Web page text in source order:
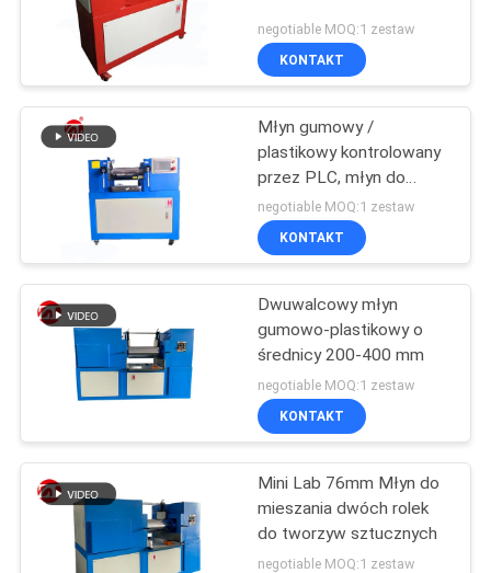
negotiable MOQ:1 zestaw
KONTAKT
Młyn gumowy /
plastikowy kontrolowany
przez PLC, młyn do
mieszania w laboratorium
negotiable MOQ:1 zestaw
KONTAKT
Dwuwalcowy młyn
gumowo-plastikowy o
średnicy 200-400 mm
negotiable MOQ:1 zestaw
KONTAKT
Mini Lab 76mm Młyn do
mieszania dwóch rolek
do tworzyw sztucznych
negotiable MOQ:1 zestaw